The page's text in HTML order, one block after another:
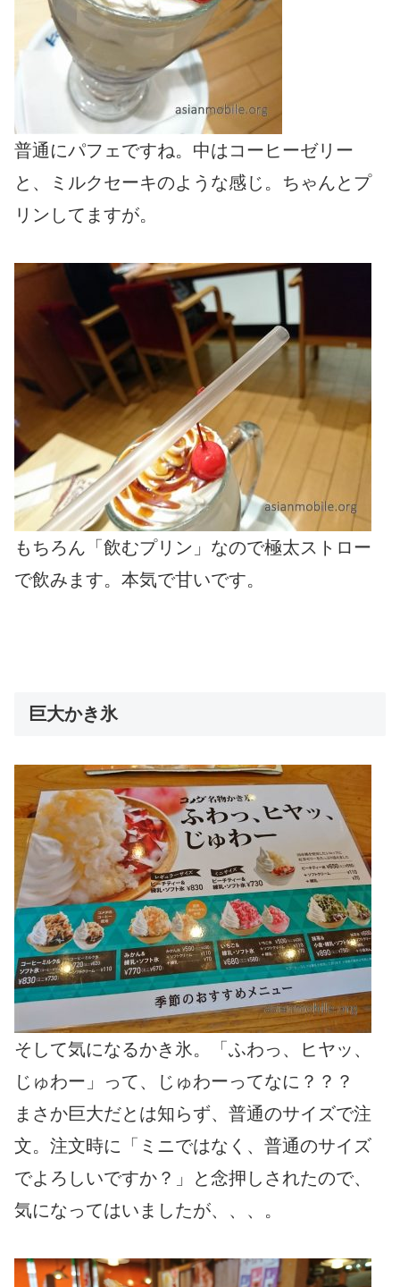
普通にパフェですね。中はコーヒーゼリー
と、ミルクセーキのような感じ。ちゃんとプ
リンしてますが。
もちろん「飲むプリン」なので極太ストロー
で飲みます。本気で甘いです。
巨大かき氷
そして気になるかき氷。「ふわっ、ヒヤッ、
じゅわー」って、じゅわーってなに？？？
まさか巨大だとは知らず、普通のサイズで注
文。注文時に「ミニではなく、普通のサイズ
でよろしいですか？」と念押しされたので、
気になってはいましたが、、、。